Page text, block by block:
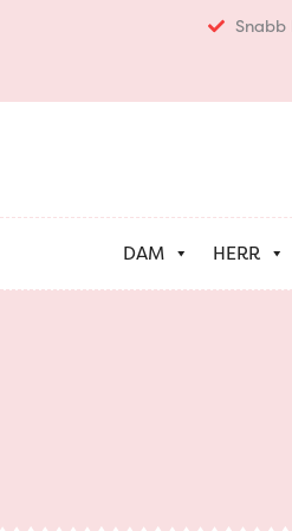
DAM HERR